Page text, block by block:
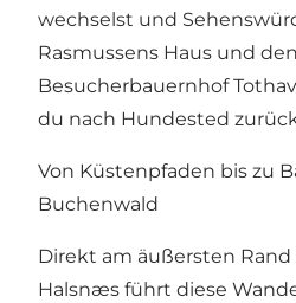
wechselst und
Rasmussens Haus und den
Besucherbauernhof
du nach Hundested
Von Küstenpfaden bis zu
Buchenwald
Direkt am äußersten Rand
Halsnæs führt diese